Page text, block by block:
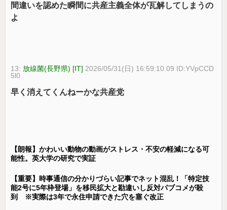
間違いを認めた瞬間に共産主義全体が瓦解してしまうの
よ
13:放線菌(長野県) [IT] 2026/05/31(日) 16:59:10.09 ID:YVpCCD
5l0
早く消えてくんねーかな共産党
【朗報】かわいい動物の動画がストレス・不安の軽減になる可
能性。英大学の研究で実証
【重要】時事通信の分かりづらい記事でネット混乱！「特定技
能2号に5年枠登場」を移民拡大と勘違いし反対パブコメが殺
到 ※実際は3年で永住申請できた穴を塞ぐ改正